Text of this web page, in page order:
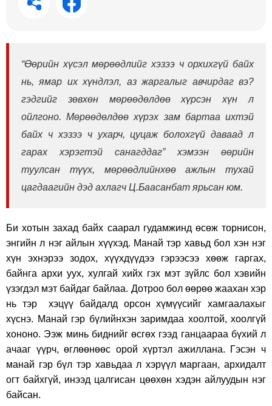
“Өөрийн хүсэл мөрөөдлийг хэзээ ч орхихгүй байх
нь, ямар их хүндлэл, аз жаргалыг авчирдаг вэ?
гэдгийг зөвхөн мөрөөдөлдөө хүрсэн хүн л
ойлгоно. Мөрөөдөлдөө хүрэх зам бартаа ихтэй
байх ч хэзээ ч ухарч, цуцаж болохгүй даваад л
гарах хэрэгтэй санагддаг” хэмээн өөрийн
туулсан түүх, мөрөөдлийнхөө ажлын тухай
цагдаагийн дэд ахлагч Ц.Баасанбат ярьсан юм.
Би хотын захад байх саарал гудамжинд өсөж торнисон,
энгийн л нэг айлын хүүхэд. Манай тэр хавьд бол хэн нэг
хүн эхнэрээ зодох, хүүхдүүдээ гэрээсээ хөөж гаргах,
байнга архи уух, хулгай хийх гэх мэт зүйлс бол хэвийн
үзэгдэл мэт байдаг байлаа. Дотроо бол өөрөө жаахан хэр
нь тэр хэцүү байдалд орсон хүмүүсийг хамгаалахыг
хүснэ. Манай гэр бүлийнхэн заримдаа хоолтой, хоолгүй
хононо. Ээж минь биднийг өсгөх гээд ганцаараа бүхий л
ачааг үүрч, өглөөнөөс орой хүртэл ажиллана. Гэсэн ч
манай гэр бүл тэр хавьдаа л хэрүүл маргаан, архидалт
огт байхгүй, инээд цалгисан цөөхөн хэдэн айлуудын нэг
байсан.